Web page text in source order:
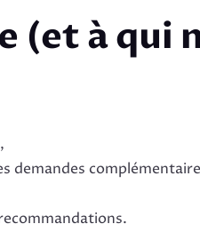
(et à qui
demandes